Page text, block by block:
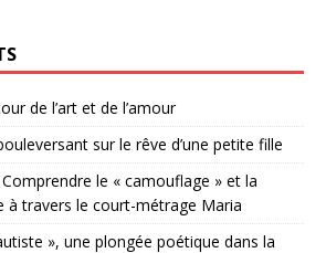
de l’art et de l’amour
sur le rêve d’une petite fille
le « camouflage » et la
à travers le court-métrage Maria
», une plongée poétique dans la